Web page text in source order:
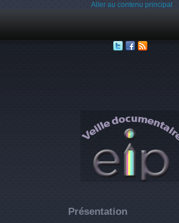
Aller au contenu principal
Présentation